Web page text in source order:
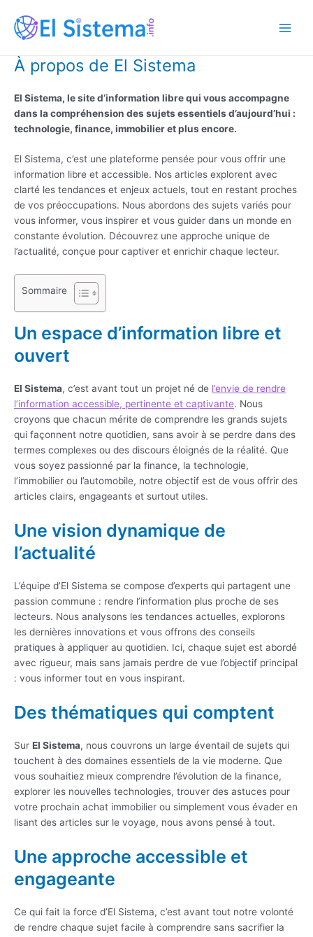
contenu
À propos de El Sistema
El Sistema, le site d’information libre qui vous accompagne
dans la compréhension des sujets essentiels d’aujourd’hui :
technologie, finance, immobilier et plus encore.
El Sistema, c’est une plateforme pensée pour vous offrir une
information libre et accessible. Nos articles explorent avec
clarté les tendances et enjeux actuels, tout en restant proches
de vos préoccupations. Nous abordons des sujets variés pour
vous informer, vous inspirer et vous guider dans un monde en
constante évolution. Découvrez une approche unique de
l’actualité, conçue pour captiver et enrichir chaque lecteur.
Sommaire
Un espace d’information libre et
ouvert
El Sistema, c’est avant tout un projet né de l’envie de rendre
l’information accessible, pertinente et captivante. Nous
croyons que chacun mérite de comprendre les grands sujets
qui façonnent notre quotidien, sans avoir à se perdre dans des
termes complexes ou des discours éloignés de la réalité. Que
vous soyez passionné par la finance, la technologie,
l’immobilier ou l’automobile, notre objectif est de vous offrir des
articles clairs, engageants et surtout utiles.
Une vision dynamique de
l’actualité
L’équipe d’El Sistema se compose d’experts qui partagent une
passion commune : rendre l’information plus proche de ses
lecteurs. Nous analysons les tendances actuelles, explorons
les dernières innovations et vous offrons des conseils
pratiques à appliquer au quotidien. Ici, chaque sujet est abordé
avec rigueur, mais sans jamais perdre de vue l’objectif principal
: vous informer tout en vous inspirant.
Des thématiques qui comptent
Sur El Sistema, nous couvrons un large éventail de sujets qui
touchent à des domaines essentiels de la vie moderne. Que
vous souhaitiez mieux comprendre l’évolution de la finance,
explorer les nouvelles technologies, trouver des astuces pour
votre prochain achat immobilier ou simplement vous évader en
lisant des articles sur le voyage, nous avons pensé à tout.
Une approche accessible et
engageante
Ce qui fait la force d’El Sistema, c’est avant tout notre volonté
de rendre chaque sujet facile à comprendre sans sacrifier la